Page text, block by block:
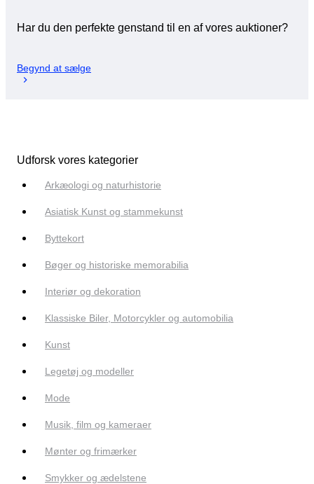
Har du den perfekte genstand til en af vores auktioner?
Begynd at sælge
Udforsk vores kategorier
Arkæologi og naturhistorie
Asiatisk Kunst og stammekunst
Byttekort
Bøger og historiske memorabilia
Interiør og dekoration
Klassiske Biler, Motorcykler og automobilia
Kunst
Legetøj og modeller
Mode
Musik, film og kameraer
Mønter og frimærker
Smykker og ædelstene